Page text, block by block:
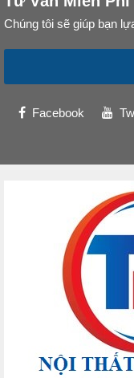
Chúng tôi sẽ giúp bạn
Facebook